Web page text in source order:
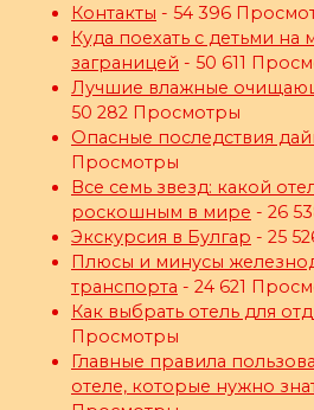
Контакты - 54 396
Куда поехать с детьми на
заграницей - 50 611
Лучшие влажные
50 282 Просмотры
Опасные последствия
Просмотры
Все семь звезд: какой
роскошным в мире - 26
Экскурсия в Булгар - 25
Плюсы и минусы
транспорта - 24 621
Как выбрать отель для
Просмотры
Главные правила
отеле, которые нужно